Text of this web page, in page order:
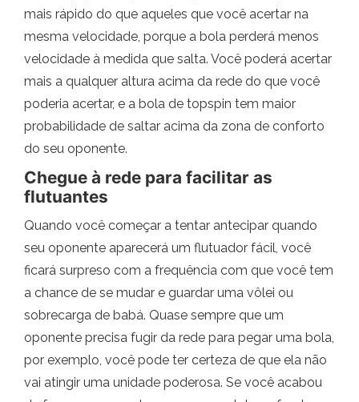
mais rápido do que aqueles que você acertar na
mesma velocidade, porque a bola perderá menos
velocidade à medida que salta. Você poderá acertar
mais a qualquer altura acima da rede do que você
poderia acertar, e a bola de topspin tem maior
probabilidade de saltar acima da zona de conforto
do seu oponente.
Chegue à rede para facilitar as
flutuantes
Quando você começar a tentar antecipar quando
seu oponente aparecerá um flutuador fácil, você
ficará surpreso com a frequência com que você tem
a chance de se mudar e guardar uma vôlei ou
sobrecarga de babá. Quase sempre que um
oponente precisa fugir da rede para pegar uma bola,
por exemplo, você pode ter certeza de que ela não
vai atingir uma unidade poderosa. Se você acabou